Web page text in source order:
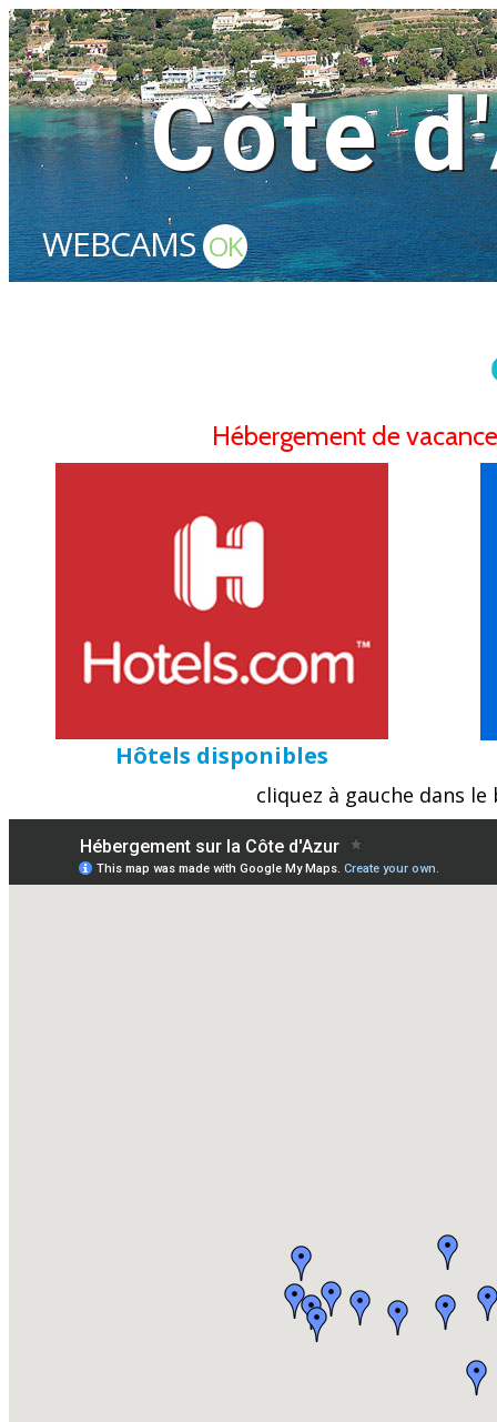
Côte
WEBCAMSOK
Hébergement de
Hôtels disponibles
cliquez à gauche dans